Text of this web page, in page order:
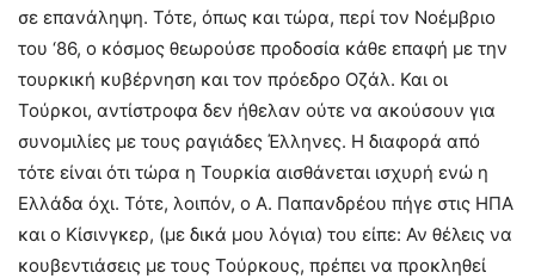
σε επανάληψη. Τότε, όπως και τώρα, περί τον Νοέμβριο
του ‘86, ο κόσμος θεωρούσε προδοσία κάθε επαφή με την
τουρκική κυβέρνηση και τον πρόεδρο Οζάλ. Και οι
Τούρκοι, αντίστροφα δεν ήθελαν ούτε να ακούσουν για
συνομιλίες με τους ραγιάδες Έλληνες. Η διαφορά από
τότε είναι ότι τώρα η Τουρκία αισθάνεται ισχυρή ενώ η
Ελλάδα όχι. Τότε, λοιπόν, ο Α. Παπανδρέου πήγε στις ΗΠΑ
και ο Κίσινγκερ, (με δικά μου λόγια) του είπε: Αν θέλεις να
κουβεντιάσεις με τους Τούρκους, πρέπει να προκληθεί